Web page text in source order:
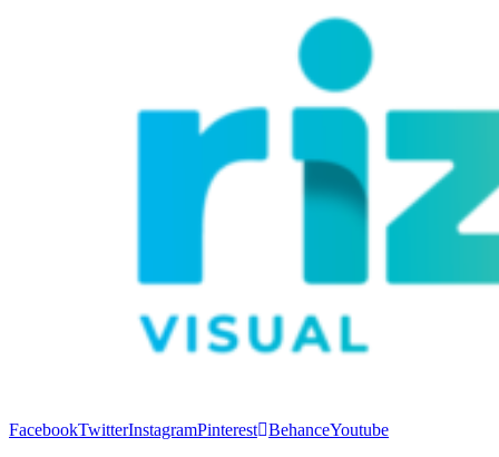
FacebookTwitterInstagramPinterest BehanceYoutube